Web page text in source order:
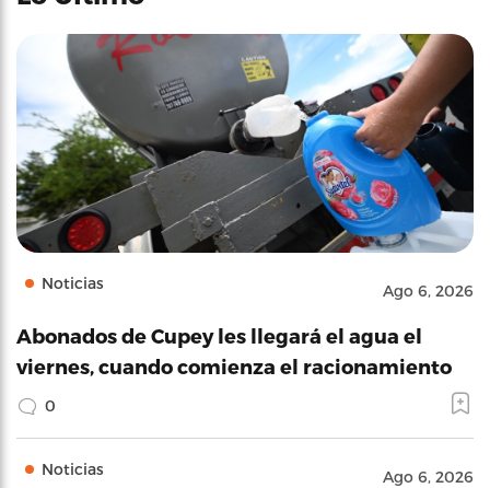
Noticias Ago 6, 2026
Abonados de Cupey les llegará el agua el
viernes, cuando comienza el racionamiento
0
Noticias Ago 6, 2026